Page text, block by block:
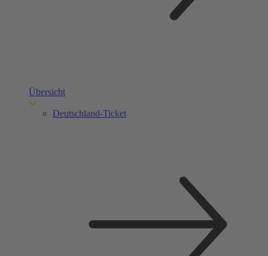
Übersicht
Deutschland-Ticket